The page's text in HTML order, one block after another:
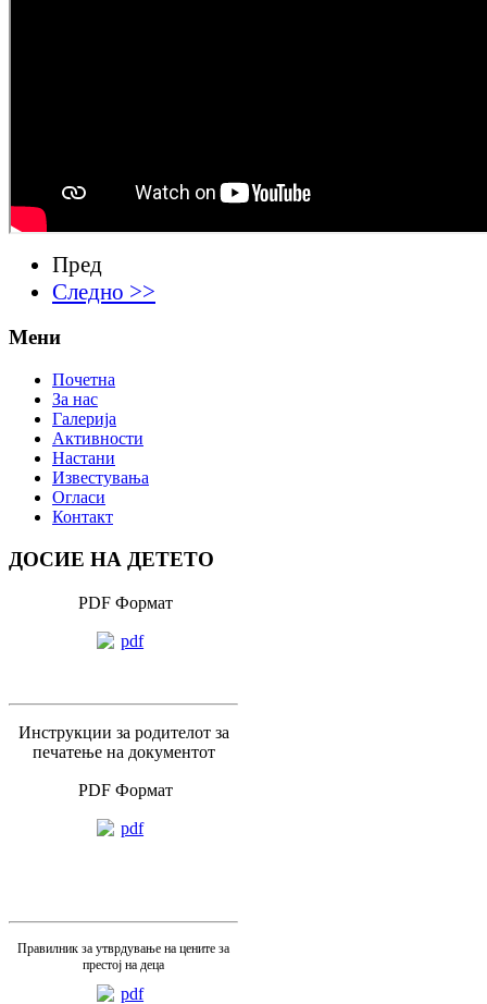
Пред
Следно >>
Мени
Почетна
За нас
Галерија
Активности
Настани
Известувања
Огласи
Контакт
ДОСИЕ НА ДЕТЕТО
PDF Формат
Инструкции за родителот за
печатење на документот
PDF Формат
Правилник за утврдување на цените за
престој на деца